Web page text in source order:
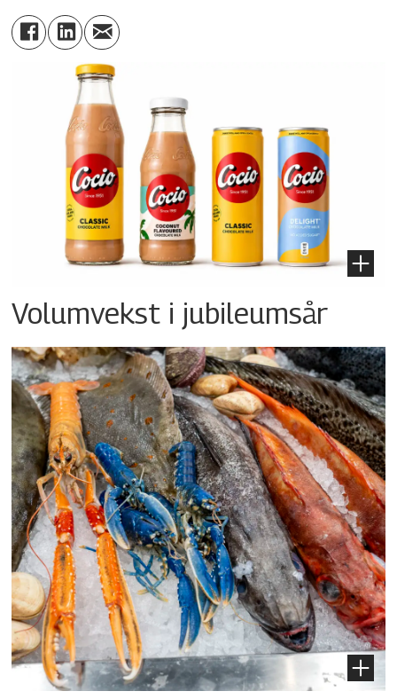
Volumvekst i jubileumsår